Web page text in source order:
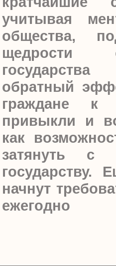
учитывая
общества,
щедрости
обратный
граждане к
привыкли и
как
затянуть с
государству.
начнут
ежегодно